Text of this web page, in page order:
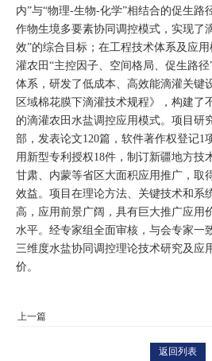
内”与“物理-生物-化学”相结合的促生路
作物生境多要素协同调控模式，实现了
效”的综合目标；在工程技术体系及应
灌农田“主控因子、空间格局、促生路
体系，研发了低成本、高效能滴灌关键
区域棉花膜下滴灌技术规程》，构建了
的滴灌农田水盐调控应用模式。项目研
部，发表论文120篇，软件著作权登记1
用新型专利授权18件，制订新疆地方技
甘肃、内蒙等省区大面积应用推广，取
效益。项目在理论方法、关键技术和系
高，应用前景广阔，具有巨大推广应用
水平。经专家组全面审核，与会专家一
三维度水盐协同调控理论技术研究及应
价。
返回列表